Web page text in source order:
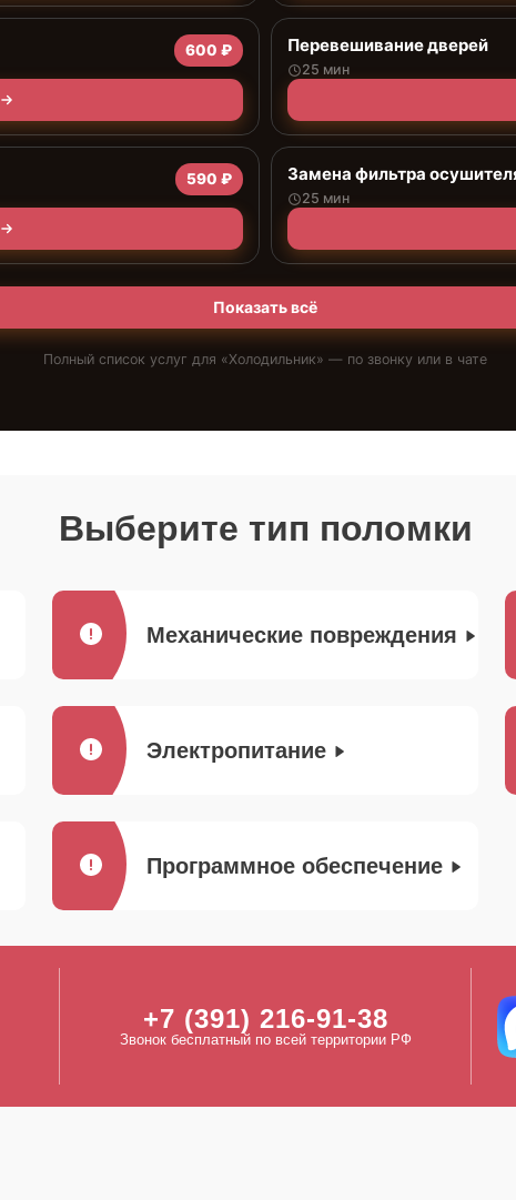
600 ₽ Перевешивание дверей
25 мин
590 ₽ Замена фильтра
25 мин
Показать всё
Полный список услуг для «Холодильник» — по звонку или в чате
Выберите тип поломки
Механические повреждения
Электропитание
Программное обеспечение
+7 (391) 216-91-38
Звонок бесплатный по всей территории РФ